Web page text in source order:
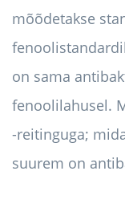
mõõdetakse
on sama
fenoolilahusel.
-reitinguga;
suurem on